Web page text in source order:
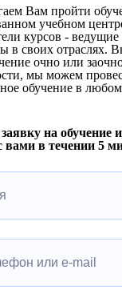
Вам пройти
учебном
курсов - ведущие
в своих отраслях.
очно или
мы можем
обучение в
на обучение
вами в течении 5